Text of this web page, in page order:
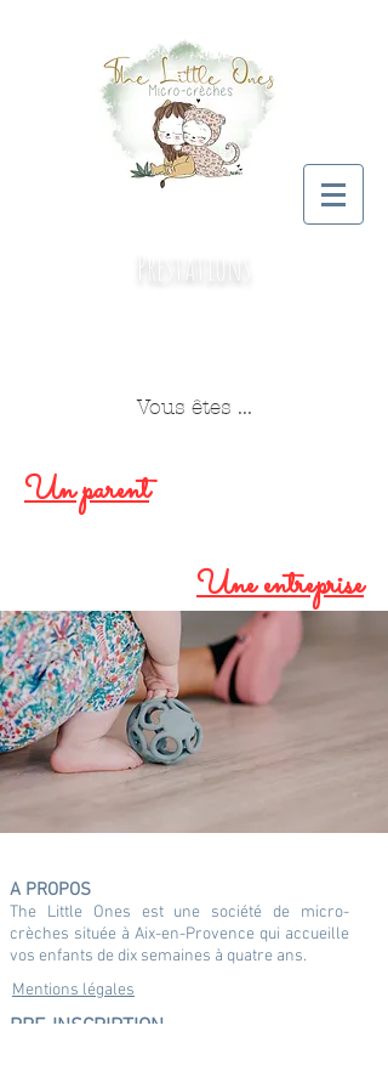
Prestations
Vous êtes ...
Un parent
Une entreprise
A PROPOS
The Little Ones est une société de micro-
crèches située à Aix-en-Provence qui accueille
vos enfants de dix semaines à quatre ans.
Mentions légales
PRE-INSCRIPTION